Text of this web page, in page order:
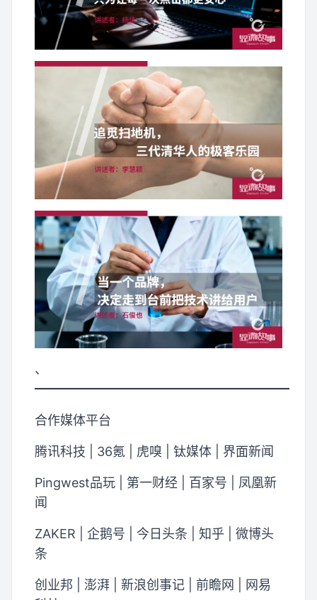
、
━━━━━━━━━━━━━━━━━━━━
合作媒体平台
腾讯科技 | 36氪 | 虎嗅 | 钛媒体 | 界面新闻
Pingwest品玩 | 第一财经 | 百家号 | 凤凰新
闻
ZAKER | 企鹅号 | 今日头条 | 知乎 | 微博头
条
创业邦 | 澎湃 | 新浪创事记 | 前瞻网 | 网易